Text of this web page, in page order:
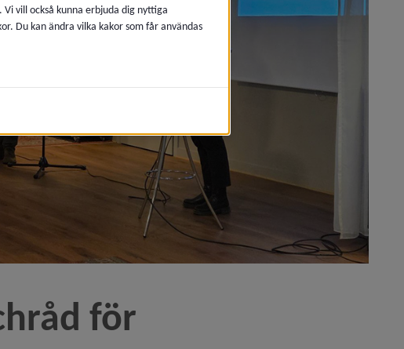
på Ersboda)
Världsutställningen i Osaka)
för
vill också kunna erbjuda dig nyttiga
Du kan ändra vilka kakor som får användas